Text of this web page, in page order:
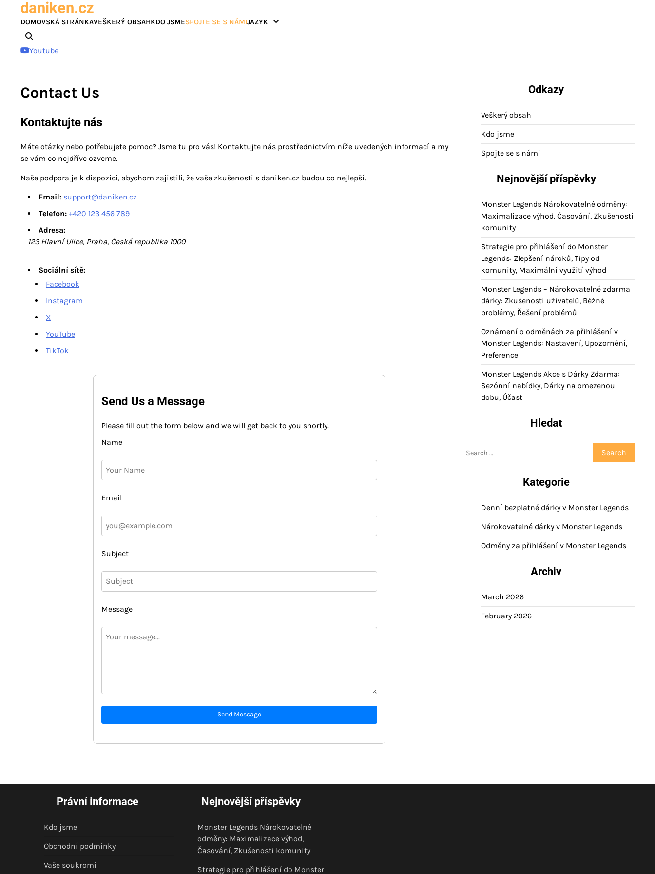
daniken.cz
DOMOVSKÁ STRÁNKAVEŠKERÝ OBSAHKDO JSMESPOJTE SE S NÁMIJAZYK
Youtube
Contact Us
Kontaktujte nás
Máte otázky nebo potřebujete pomoc? Jsme tu pro vás! Kontaktujte nás prostřednictvím níže uvedených informací a my
se vám co nejdříve ozveme.
Naše podpora je k dispozici, abychom zajistili, že vaše zkušenosti s daniken.cz budou co nejlepší.
Email: support@daniken.cz
Telefon: +420 123 456 789
Adresa:
123 Hlavní Ulice, Praha, Česká republika 1000
Sociální sítě:
Facebook
Instagram
X
YouTube
TikTok
Send Us a Message
Please fill out the form below and we will get back to you shortly.
Name
Email
Subject
Message
Send Message
Odkazy
Veškerý obsah
Kdo jsme
Spojte se s námi
Nejnovější příspěvky
Monster Legends Nárokovatelné odměny:
Maximalizace výhod, Časování, Zkušenosti
komunity
Strategie pro přihlášení do Monster
Legends: Zlepšení nároků, Tipy od
komunity, Maximální využití výhod
Monster Legends – Nárokovatelné zdarma
dárky: Zkušenosti uživatelů, Běžné
problémy, Řešení problémů
Oznámení o odměnách za přihlášení v
Monster Legends: Nastavení, Upozornění,
Preference
Monster Legends Akce s Dárky Zdarma:
Sezónní nabídky, Dárky na omezenou
dobu, Účast
Hledat
for:
Kategorie
Denní bezplatné dárky v Monster Legends
Nárokovatelné dárky v Monster Legends
Odměny za přihlášení v Monster Legends
Archiv
March 2026
February 2026
Právní informace
Kdo jsme
Obchodní podmínky
Vaše soukromí
Nejnovější příspěvky
Monster Legends Nárokovatelné
odměny: Maximalizace výhod,
Časování, Zkušenosti komunity
Strategie pro přihlášení do Monster